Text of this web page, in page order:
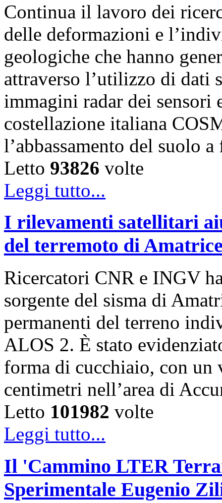
Continua il lavoro dei
delle deformazioni e
geologiche che hanno
attraverso l’utilizzo di dati
immagini radar dei sensori
costellazione italiana
l’abbassamento del suolo
Letto 93826 volte
Leggi tutto...
I rilevamenti satellitari
del terremoto di
Ricercatori CNR e INGV
sorgente del sisma di
permanenti del terreno
ALOS 2. È stato
forma di cucchiaio, con un
centimetri nell’area di
Letto 101982 volte
Leggi tutto...
Il 'Cammino LTER
Sperimentale Eugenio